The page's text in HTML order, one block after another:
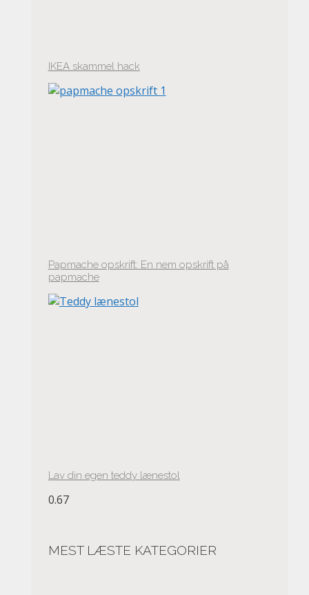
IKEA skammel hack
Papmache opskrift: En nem opskrift på
papmache
Lav din egen teddy lænestol
MEST LÆSTE KATEGORIER